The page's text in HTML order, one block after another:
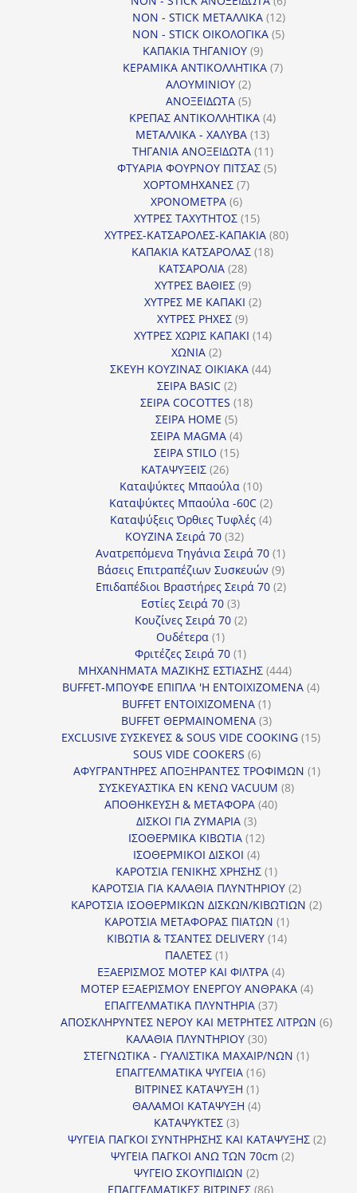
προϊόντα
NON - STICK ΜΕΤΑΛΛΙΚΑ 1212
προϊόντα
NON - STICK ΟΙΚΟΛΟΓΙΚΑ 55
ΚΑΠΑΚΙΑ ΤΗΓΑΝΙΟΥ 99
προϊόντα
ΚΕΡΑΜΙΚΑ ΑΝΤΙΚΟΛΛΗΤΙΚΑ 77
ΑΛΟΥΜΙΝΙΟΥ 22
προϊόντα
ΑΝΟΞΕΙΔΩΤΑ 55
προϊόντα
ΚΡΕΠΑΣ ΑΝΤΙΚΟΛΛΗΤΙΚΑ 44
ΜΕΤΑΛΛΙΚΑ - ΧΑΛΥΒΑ 1313
προϊόντα
ΤΗΓΑΝΙΑ ΑΝΟΞΕΙΔΩΤΑ 1111
προϊόντα
ΦΤΥΑΡΙΑ ΦΟΥΡΝΟΥ ΠΙΤΣΑΣ 55
ΧΟΡΤΟΜΗΧΑΝΕΣ 77
ΧΡΟΝΟΜΕΤΡΑ 66
προϊόντα
ΧΥΤΡΕΣ ΤΑΧΥΤΗΤΟΣ 1515
προϊόντα
ΧΥΤΡΕΣ-ΚΑΤΣΑΡΟΛΕΣ-ΚΑΠΑΚΙΑ 8080
ΚΑΠΑΚΙΑ ΚΑΤΣΑΡΟΛΑΣ 1818
ΚΑΤΣΑΡΟΛΙΑ 2828
προϊόντα
ΧΥΤΡΕΣ ΒΑΘΙΕΣ 99
προϊόντα
ΧΥΤΡΕΣ ΜΕ ΚΑΠΑΚΙ 22
ΧΥΤΡΕΣ ΡΗΧΕΣ 99
προϊόντα
ΧΥΤΡΕΣ ΧΩΡΙΣ ΚΑΠΑΚΙ 1414
ΧΩΝΙΑ 22
προϊόντα
ΣΚΕΥΗ ΚΟΥΖΙΝΑΣ ΟΙΚΙΑΚΑ 4444
ΣΕΙΡΑ BASIC 22
προϊόντα
ΣΕΙΡΑ COCOTTES 1818
ΣΕΙΡΑ HOME 55
προϊόντα
ΣΕΙΡΑ MAGMA 44
προϊόντα
ΣΕΙΡΑ STILO 1515
ΚΑΤΑΨΥΞΕΙΣ 2626
προϊόντα
Καταψύκτες Μπαούλα 1010
προϊόντα
Καταψύκτες Μπαούλα -60C 22
προϊόντα
Καταψύξεις Όρθιες Τυφλές 44
ΚΟΥΖΙΝΑ Σειρά 70 3232
προϊόντα
Ανατρεπόμενα Τηγάνια Σειρά 70 11
προϊόν
Βάσεις Επιτραπέζιων Συσκευών 99
προϊόντα
Επιδαπέδιοι Βραστήρες Σειρά 70 22
Εστίες Σειρά 70 33
προϊόντα
Κουζίνες Σειρά 70 22
Ουδέτερα 11
προϊόν
Φριτέζες Σειρά 70 11
προϊόν
ΜΗΧΑΝΗΜΑΤΑ ΜΑΖΙΚΗΣ ΕΣΤΙΑΣΗΣ 444444
προϊόντα
BUFFET-ΜΠΟΥΦΕ ΕΠΙΠΛΑ 'Η ΕΝΤΟΙΧΙΖΟΜΕΝΑ 44
BUFFET ΕΝΤΟΙΧΙΖΟΜΕΝΑ 11
προϊόν
BUFFET ΘΕΡΜΑΙΝΟΜΕΝΑ 33
προϊόντα
EXCLUSIVE ΣΥΣΚΕΥΕΣ & SOUS VIDE COOKING 1515
SOUS VIDE COOKERS 66
προϊόντα
ΑΦΥΓΡΑΝΤΗΡΕΣ ΑΠΟΞΗΡΑΝΤΕΣ ΤΡΟΦΙΜΩΝ 11
ΣΥΣΚΕΥΑΣΤΙΚΑ ΕΝ ΚΕΝΩ VACUUM 88
ΑΠΟΘΗΚΕΥΣΗ & ΜΕΤΑΦΟΡΑ 4040
ΔΙΣΚΟΙ ΓΙΑ ΖΥΜΑΡΙΑ 33
προϊόντα
ΙΣΟΘΕΡΜΙΚΑ ΚΙΒΩΤΙΑ 1212
ΙΣΟΘΕΡΜΙΚΟΙ ΔΙΣΚΟΙ 44
προϊόντα
ΚΑΡΟΤΣΙΑ ΓΕΝΙΚΗΣ ΧΡΗΣΗΣ 11
προϊόν
ΚΑΡΟΤΣΙΑ ΓΙΑ ΚΑΛΑΘΙΑ ΠΛΥΝΤΗΡΙΟΥ 22
προϊόντα
ΚΑΡΟΤΣΙΑ ΙΣΟΘΕΡΜΙΚΩΝ ΔΙΣΚΩΝ/ΚΙΒΩΤΙΩΝ 22
ΚΑΡΟΤΣΙΑ ΜΕΤΑΦΟΡΑΣ ΠΙΑΤΩΝ 11
προϊόν
ΚΙΒΩΤΙΑ & ΤΣΑΝΤΕΣ DELIVERY 1414
ΠΑΛΕΤΕΣ 11
προϊόν
ΕΞΑΕΡΙΣΜΟΣ ΜΟΤΕΡ ΚΑΙ ΦΙΛΤΡΑ 44
προϊόντα
ΜΟΤΕΡ ΕΞΑΕΡΙΣΜΟΥ ΕΝΕΡΓΟΥ ΑΝΘΡΑΚΑ 44
ΕΠΑΓΓΕΛΜΑΤΙΚΑ ΠΛΥΝΤΗΡΙΑ 3737
προϊόντα
ΑΠΟΣΚΛΗΡΥΝΤΕΣ ΝΕΡΟΥ ΚΑΙ ΜΕΤΡΗΤΕΣ ΛΙΤΡΩΝ 66
ΚΑΛΑΘΙΑ ΠΛΥΝΤΗΡΙΟΥ 3030
προϊόντα
ΣΤΕΓΝΩΤΙΚΑ - ΓΥΑΛΙΣΤΙΚΑ ΜΑΧΑΙΡ/ΝΩΝ 11
ΕΠΑΓΓΕΛΜΑΤΙΚΑ ΨΥΓΕΙΑ 1616
ΒΙΤΡΙΝΕΣ ΚΑΤΑΨΥΞΗ 11
προϊόν
ΘΑΛΑΜΟΙ ΚΑΤΑΨΥΞΗ 44
ΚΑΤΑΨΥΚΤΕΣ 33
προϊόντα
ΨΥΓΕΙΑ ΠΑΓΚΟΙ ΣΥΝΤΗΡΗΣΗΣ ΚΑΙ ΚΑΤΑΨΥΞΗΣ 22
ΨΥΓΕΙΑ ΠΑΓΚΟΙ ΑΝΩ ΤΩΝ 70cm 22
ΨΥΓΕΙΟ ΣΚΟΥΠΙΔΙΩΝ 22
προϊόντα
ΕΠΑΓΓΕΛΜΑΤΙΚΕΣ ΒΙΤΡΙΝΕΣ 8686